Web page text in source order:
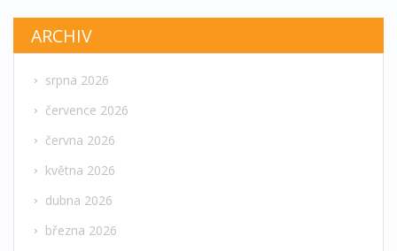
ARCHIV
srpna 2026
července 2026
června 2026
května 2026
dubna 2026
března 2026